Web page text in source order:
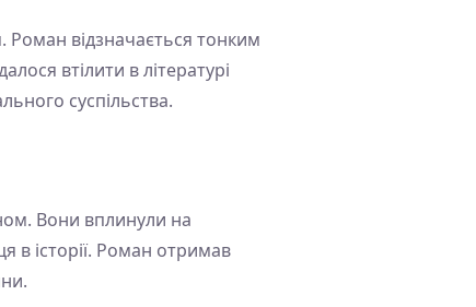
Роман відзначається тонким
втілити в літературі
суспільства.
Вони вплинули на
в історії. Роман отримав